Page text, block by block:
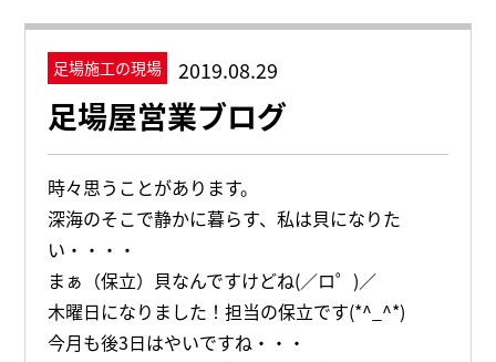
足場施工の現場 2019.08.29
足場屋営業ブログ
時々思うことがあります。
深海のそこで静かに暮らす、私は貝になりた
い・・・・
まぁ（保立）貝なんですけどね(／ロ゜)／
木曜日になりました！担当の保立です(*^_^*)
今月も後3日はやいですね・・・